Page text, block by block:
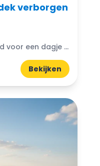
verborgen
Leuke dorpen in Nederland voor een dagje weg: Nederland zit vol met leuke dorpen die perfect zijn voor een dagje weg. Denk aan de charme van kleine straatjes, gezellige pleintjes...
Bekijken